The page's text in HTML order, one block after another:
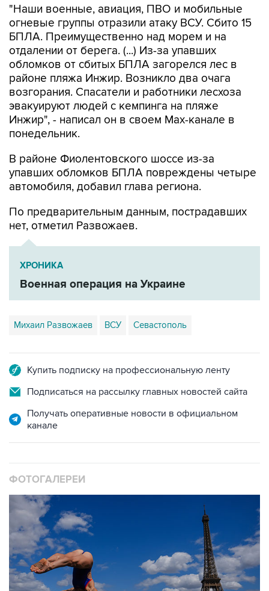
"Наши военные, авиация, ПВО и мобильные
огневые группы отразили атаку ВСУ. Сбито 15
БПЛА. Преимущественно над морем и на
отдалении от берега. (...) Из-за упавших
обломков от сбитых БПЛА загорелся лес в
районе пляжа Инжир. Возникло два очага
возгорания. Спасатели и работники лесхоза
эвакуируют людей с кемпинга на пляже
Инжир", - написал он в своем Мах-канале в
понедельник.
В районе Фиолентовского шоссе из-за
упавших обломков БПЛА повреждены четыре
автомобиля, добавил глава региона.
По предварительным данным, пострадавших
нет, отметил Развожаев.
ХРОНИКА
Военная операция на Украине
Михаил Развожаев ВСУ Севастополь
Купить подписку на профессиональную ленту
Подписаться на рассылку главных новостей сайта
Получать оперативные новости в официальном
канале
ФОТОГАЛЕРЕИ